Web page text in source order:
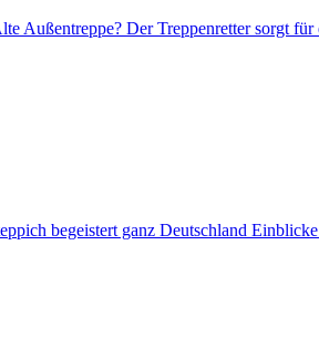
Außentreppe? Der Treppenretter sorgt
begeistert ganz Deutschland